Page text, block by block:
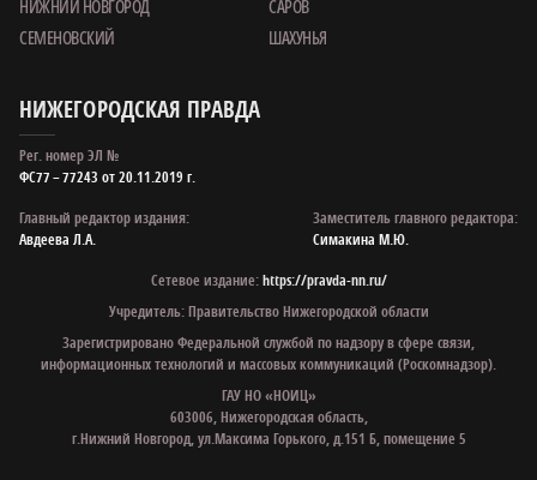
НИЖНИЙ НОВГОРОД
САРОВ
СЕМЕНОВСКИЙ
ШАХУНЬЯ
НИЖЕГОРОДСКАЯ ПРАВДА
Рег. номер ЭЛ №
ФС77 – 77243 от 20.11.2019 г.
Главный редактор издания:
Авдеева Л.А.
Заместитель главного редактора:
Симакина М.Ю.
Сетевое издание:https://pravda-nn.ru/
Учредитель: Правительство Нижегородской области
Зарегистрировано Федеральной службой по надзору в сфере связи,
информационных технологий и массовых коммуникаций (Роскомнадзор).
ГАУ НО «НОИЦ»
603006, Нижегородская область,
г.Нижний Новгород, ул.Максима Горького, д.151 Б, помещение 5